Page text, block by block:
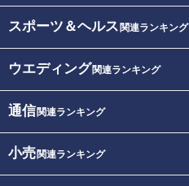
スポーツ＆ヘルス 関連ランキング
ウエディング関連ランキング
通信関連ランキング
小売関連ランキング